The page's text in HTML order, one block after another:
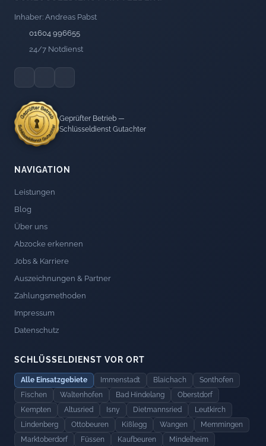
Inhaber: Andreas Pabst
01604 996655
24/7 Notdienst
Geprüfter Betrieb —
Schlüsseldienst Gutachter
NAVIGATION
Leistungen
Blog
Über uns
Abzocke erkennen
Jobs & Karriere
Auszeichnungen & Partner
Zahlungsmethoden
Impressum
Datenschutz
SCHLÜSSELDIENST VOR ORT
Alle Einsatzgebiete Immenstadt Blaichach
Sonthofen
Fischen
Waltenhofen Bad Hindelang
Oberstdorf
Kempten
Altusried Isny Dietmannsried
Leutkirch
Lindenberg
Ottobeuren Kißlegg Wangen
Memmingen
Marktoberdorf
Füssen Kaufbeuren Mindelheim